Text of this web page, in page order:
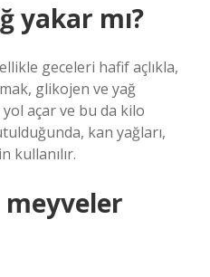
yakar mı?
geceleri hafif açlıkla,
glikojen ve yağ
açar ve bu da kilo
kan yağları,
kullanılır.